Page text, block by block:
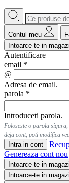
Contul meu
Intoarce-te in
Autentificare
email *
@
Adresa de email.
parola *
Introduceti parola.
Foloseste o parola
deja cont, poti modifica
Intra in cont
Genereaza cont nou
Intoarce-te in
Intoarce-te in